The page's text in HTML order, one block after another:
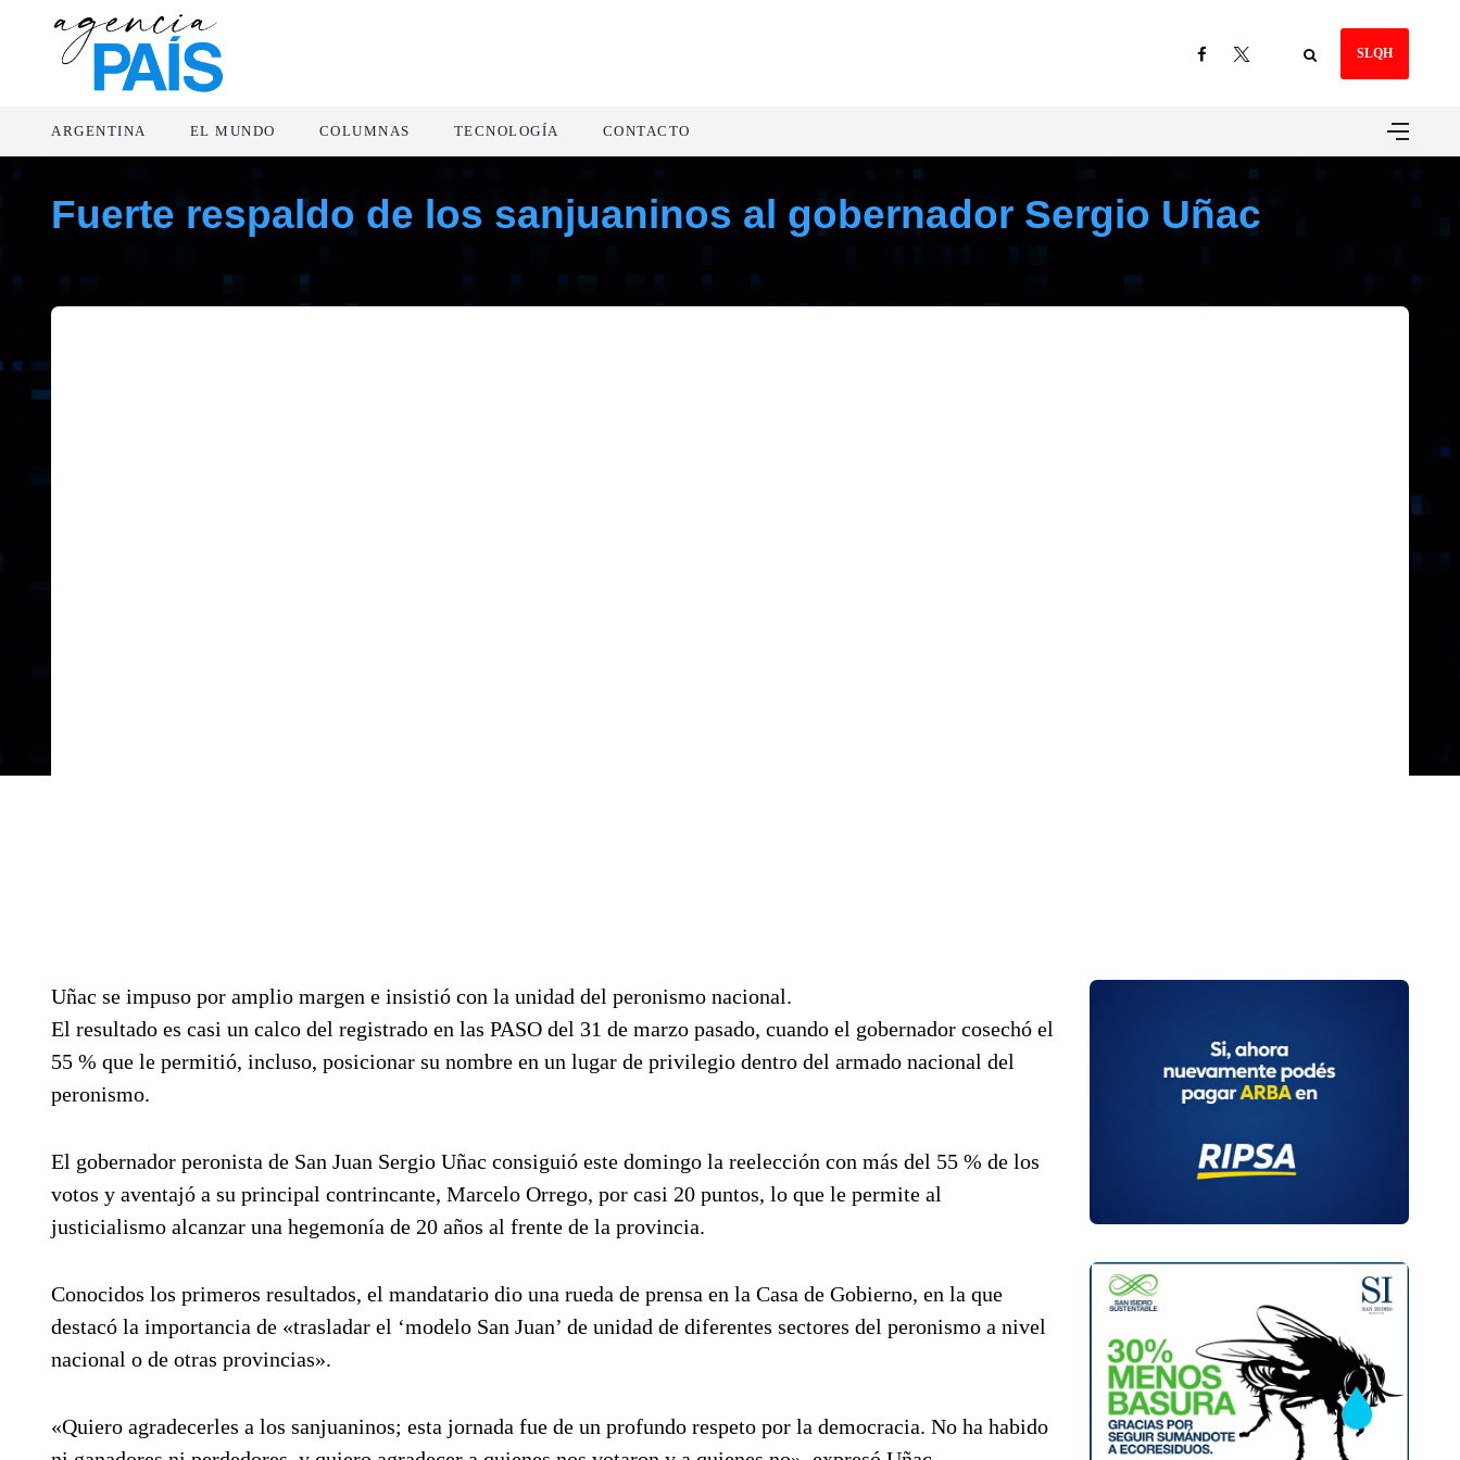
SLQH
ARGENTINA EL MUNDO COLUMNAS TECNOLOGÍA CONTACTO
Fuerte respaldo de los sanjuaninos al gobernador Sergio Uñac
Uñac se impuso por amplio margen e insistió con la unidad del peronismo nacional.
El resultado es casi un calco del registrado en las PASO del 31 de marzo pasado, cuando el gobernador cosechó el
55 % que le permitió, incluso, posicionar su nombre en un lugar de privilegio dentro del armado nacional del
peronismo.
El gobernador peronista de San Juan Sergio Uñac consiguió este domingo la reelección con más del 55 % de los
votos y aventajó a su principal contrincante, Marcelo Orrego, por casi 20 puntos, lo que le permite al
justicialismo alcanzar una hegemonía de 20 años al frente de la provincia.
Conocidos los primeros resultados, el mandatario dio una rueda de prensa en la Casa de Gobierno, en la que
destacó la importancia de «trasladar el ‘modelo San Juan’ de unidad de diferentes sectores del peronismo a nivel
nacional o de otras provincias».
«Quiero agradecerles a los sanjuaninos; esta jornada fue de un profundo respeto por la democracia. No ha habido